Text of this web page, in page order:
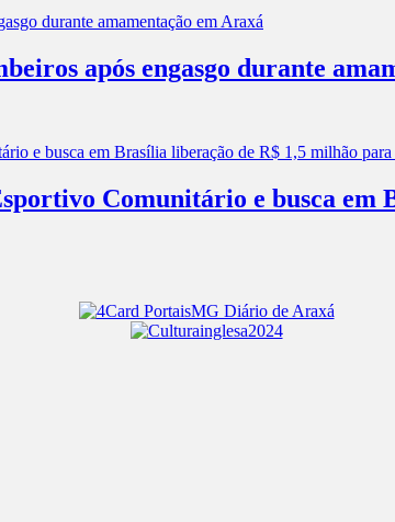
após engasgo durante
Comunitário e busca em